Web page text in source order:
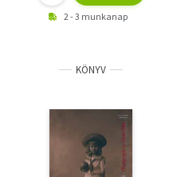
2 - 3 munkanap
KÖNYV